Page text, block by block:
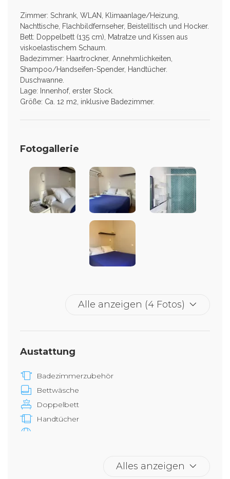
Zimmer: Schrank, WLAN, Klimaanlage/Heizung,
Nachttische, Flachbildfernseher, Beistelltisch und Hocker.
Bett: Doppelbett (135 cm), Matratze und Kissen aus
viskoelastischem Schaum.
Badezimmer: Haartrockner, Annehmlichkeiten,
Shampoo/Handseifen-Spender, Handtücher.
Duschwanne.
Lage: Innenhof, erster Stock.
Größe: Ca. 12 m2, inklusive Badezimmer.
Fotogallerie
Alle anzeigen (4 Fotos)
Austattung
Badezimmerzubehör
Bettwäsche
Doppelbett
Handtücher
Alles anzeigen